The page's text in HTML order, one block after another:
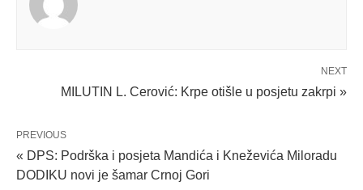
NEXT
MILUTIN L. Cerović: Krpe otišle u posjetu zakrpi »
PREVIOUS
« DPS: Podrška i posjeta Mandića i Kneževića Miloradu
DODIKU novi je šamar Crnoj Gori